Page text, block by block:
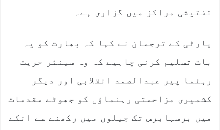
تفتیشی مراکز میں گزاری ہے۔
پارٹی کے ترجمان نے کہا کہ بھارت کو یہ
بات تسلیم کرنی چاہیے کہ وہ سینئر حریت
رہنما پیر عبدالصمد انقلابی اور دیگر
کشمیری مزاحمتی رہنماؤں کو جھوٹے مقدمات
میں برسہابرس تک جیلوں میں رکھنے سے انکے